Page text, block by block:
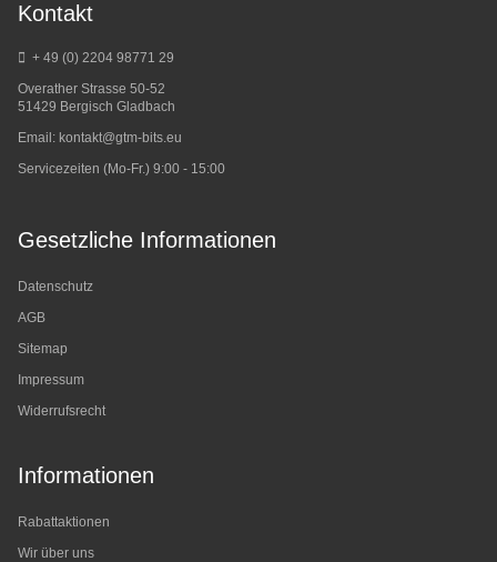
Kontakt
+ 49 (0) 2204 98771 29
Overather Strasse 50-52
51429 Bergisch Gladbach
Email: kontakt@gtm-bits.eu
Servicezeiten (Mo-Fr.) 9:00 - 15:00
Gesetzliche Informationen
Datenschutz
AGB
Sitemap
Impressum
Widerrufsrecht
Informationen
Rabattaktionen
Wir über uns